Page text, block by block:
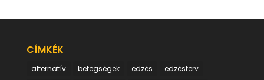
CÍMKÉK
alternatív betegségek edzés
edzésterv